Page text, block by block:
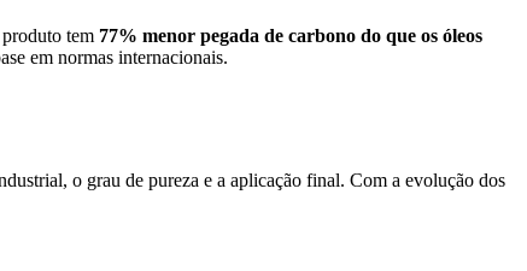
tem 77% menor pegada de carbono do que os óleos
em normas internacionais.
o grau de pureza e a aplicação final. Com a evolução dos